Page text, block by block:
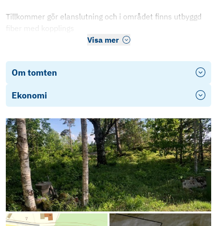
Tillkommer gör elanslutning och i området finns utbyggd
fiber med kopplings
Visa mer
Om tomten
Ekonomi